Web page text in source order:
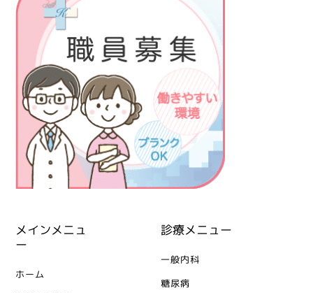
メインメニュ
ー
ホーム
診療メニュー
一般内科
糖尿病